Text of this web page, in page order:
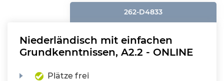
262-D4833
Niederländisch mit einfachen
Grundkenntnissen, A2.2 - ONLINE
Plätze frei